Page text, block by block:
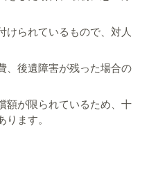
けられているもので、対人
、後遺障害が残った場合の
額が限られているため、十
ます。